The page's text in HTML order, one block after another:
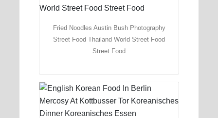
Fried Noodles Austin Bush Photography
Street Food Thailand World Street Food
Street Food